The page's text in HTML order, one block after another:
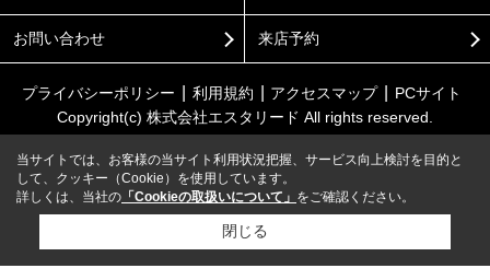
お問い合わせ 来店予約
プライバシーポリシー 利用規約 アクセスマップ
PCサイト
Copyright(c) 株式会社エスタリード All rights reserved.
当サイトでは、お客様の当サイト利用状況把握、サービス向上検討を目的と
して、クッキー（Cookie）を使用しています。
詳しくは、当社の 「Cookieの取扱いについて」 をご確認ください。
閉じる